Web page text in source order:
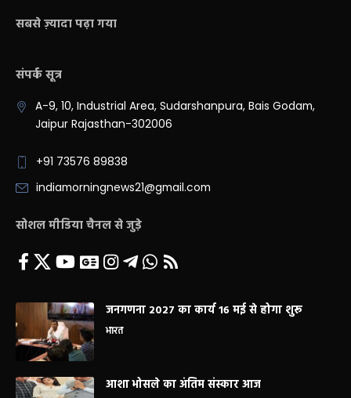
सबसे ज़्यादा पढ़ा गया
संपर्क सूत्र
A-9, 10, Industrial Area, Sudarshanpura, Bais Godam,
Jaipur Rajasthan-302006
+91 73576 89838
indiamorningnews21@gmail.com
सोशल मीडिया चैनल से जुड़े
जनगणना 2027 का कार्य 16 मई से होगा शुरू
भारत
आशा भोसले का अंतिम संस्कार आज